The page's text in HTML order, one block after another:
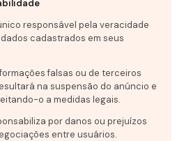
responsável pela veracidade
cadastrados em seus
falsas ou de terceiros
na suspensão do anúncio e
o a medidas legais.
por danos ou prejuízos
entre usuários.